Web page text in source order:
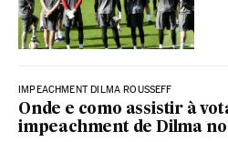
IMPEACHMENT DILMA ROUSSEFF
Onde e como assistir à
impeachment de Dilma no